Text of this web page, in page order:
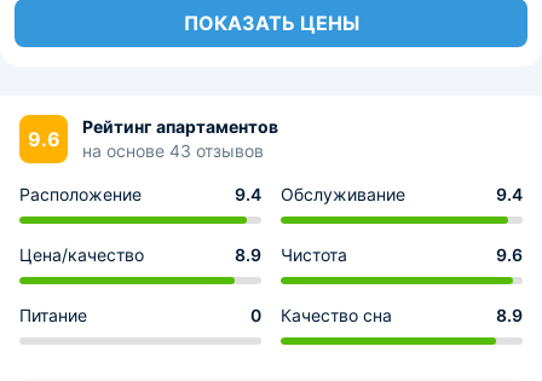
ПОКАЗАТЬ ЦЕНЫ
9.6
Рейтинг апартаментов
на основе 43 отзывов
Расположение 9.4 Обслуживание 9.4
Цена/качество 8.9 Чистота 9.6
Питание 0 Качество сна 8.9